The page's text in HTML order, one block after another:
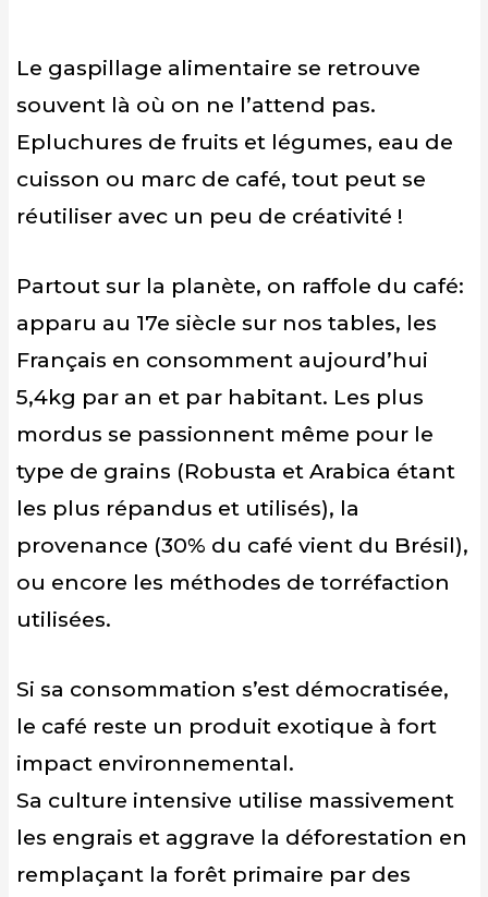
Le gaspillage alimentaire se retrouve
souvent là où on ne l’attend pas.
Epluchures de fruits et légumes, eau de
cuisson ou marc de café, tout peut se
réutiliser avec un peu de créativité !
Partout sur la planète, on raffole du café:
apparu au 17e siècle sur nos tables, les
Français en consomment aujourd’hui
5,4kg par an et par habitant. Les plus
mordus se passionnent même pour le
type de grains (Robusta et Arabica étant
les plus répandus et utilisés), la
provenance (30% du café vient du Brésil),
ou encore les méthodes de torréfaction
utilisées.
Si sa consommation s’est démocratisée,
le café reste un produit exotique à fort
impact environnemental.
Sa culture intensive utilise massivement
les engrais et aggrave la déforestation en
remplaçant la forêt primaire par des